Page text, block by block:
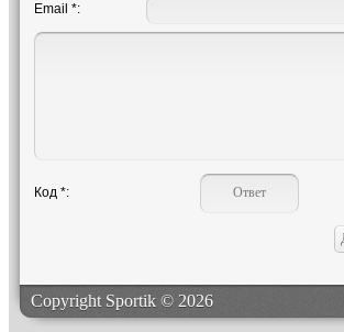
Email *:
Код *:
Copyright Sportik © 2026